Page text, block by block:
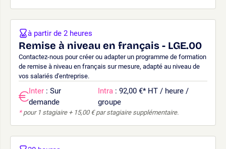
Remise à niveau en français - LGE.00
Contactez-nous pour créer ou adapter un programme de formation
de remise à niveau en français sur mesure, adapté au niveau de
vos salariés d'entreprise.
à partir de 2 heures
Inter : Sur
demande
Intra : 92,00 €*HT / heure /
groupe
*pour 1 stagiaire + 15,00 € par stagiaire supplémentaire.